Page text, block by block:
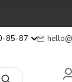
85-87